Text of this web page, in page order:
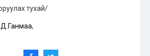
оруулах тухай/
Д.Ганмаа,